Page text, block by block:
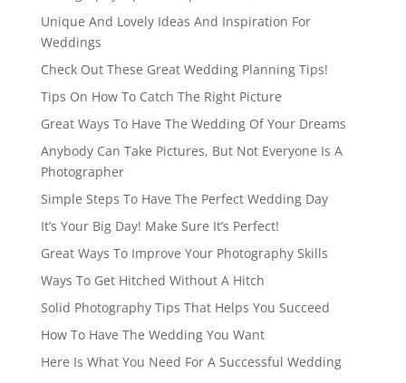
Unique And Lovely Ideas And Inspiration For
Weddings
Check Out These Great Wedding Planning Tips!
Tips On How To Catch The Right Picture
Great Ways To Have The Wedding Of Your Dreams
Anybody Can Take Pictures, But Not Everyone Is A
Photographer
Simple Steps To Have The Perfect Wedding Day
It’s Your Big Day! Make Sure It’s Perfect!
Great Ways To Improve Your Photography Skills
Ways To Get Hitched Without A Hitch
Solid Photography Tips That Helps You Succeed
How To Have The Wedding You Want
Here Is What You Need For A Successful Wedding